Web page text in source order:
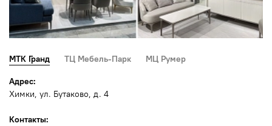
МТК Гранд ТЦ Мебель-Парк МЦ Румер
Адрес:
Химки, ул. Бутаково, д. 4
Контакты: